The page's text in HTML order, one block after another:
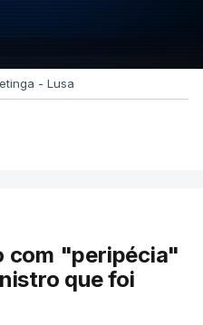
- Lusa
com "peripécia"
que foi